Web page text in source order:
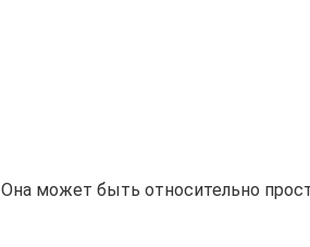
Она может быть относительно